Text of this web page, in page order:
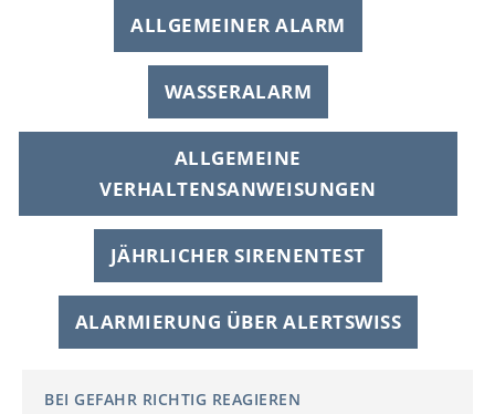
ALLGEMEINER ALARM
WASSERALARM
ALLGEMEINE
VERHALTENSANWEISUNGEN
JÄHRLICHER SIRENENTEST
ALARMIERUNG ÜBER ALERTSWISS
BEI GEFAHR RICHTIG REAGIEREN